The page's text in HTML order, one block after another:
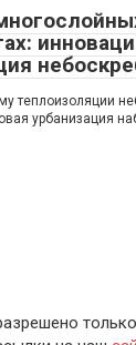
теплоизоляции
урбанизация